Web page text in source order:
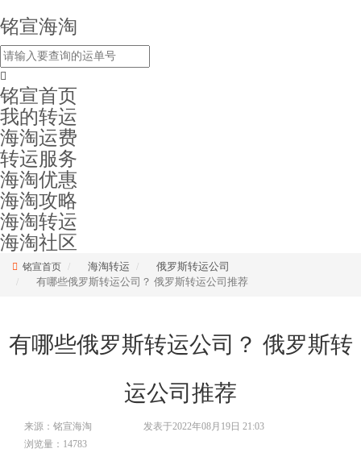
铭宣海淘
铭宣首页
我的转运
海淘运费
转运服务
海淘优惠
海淘攻略
海淘转运
海淘社区
铭宣首页 海淘转运
俄罗斯转运公司
有哪些俄罗斯转运公司？ 俄罗斯转运公司推荐
有哪些俄罗斯转运公司？ 俄罗斯转
运公司推荐
来源：铭宣海淘
发表于2022年08月19日 21:03
浏览量：14783